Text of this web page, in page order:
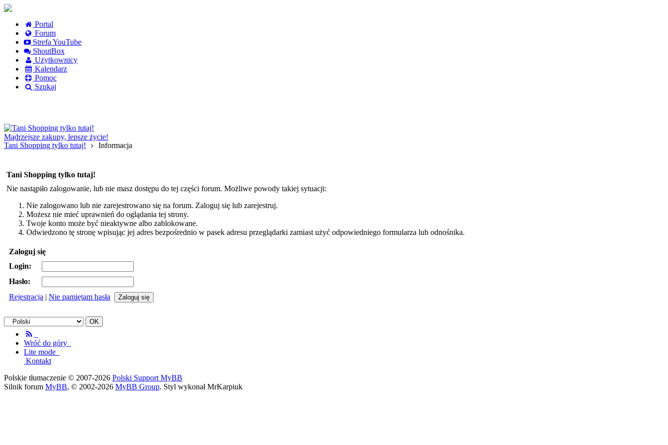
Portal
Forum
Strefa YouTube
ShoutBox
Użytkownicy
Kalendarz
Pomoc
Szukaj
Mądrzejsze zakupy, lepsze życie!
Tani Shopping tylko tutaj!
Informacja
Tani Shopping tylko tutaj!
Nie nastąpiło zalogowanie, lub nie masz dostępu do tej części forum. Możliwe powody takiej sytuacji:
Nie zalogowano lub nie zarejestrowano się na forum. Zaloguj się lub zarejestruj.
Możesz nie mieć uprawnień do oglądania tej strony.
Twoje konto może być nieaktywne albo zablokowane.
Odwiedzono tę stronę wpisując jej adres bezpośrednio w pasek adresu przeglądarki zamiast użyć odpowiedniego formularza lub odnośnika.
Zaloguj się
Login:
Hasło:
Rejestracja | Nie pamiętam hasła
Wróć do góry
Lite mode
Kontakt
Polskie tłumaczenie © 2007-2026 Polski Support MyBB
Silnik forum MyBB, © 2002-2026 MyBB Group. Styl wykonał MrKarpiuk